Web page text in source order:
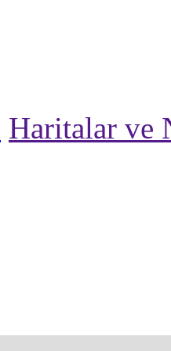
Haritalar ve